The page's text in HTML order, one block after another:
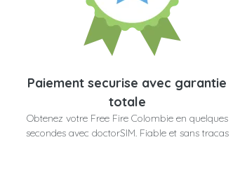
Paiement securise avec garantie
totale
Obtenez votre Free Fire Colombie en quelques
secondes avec doctorSIM. Fiable et sans tracas